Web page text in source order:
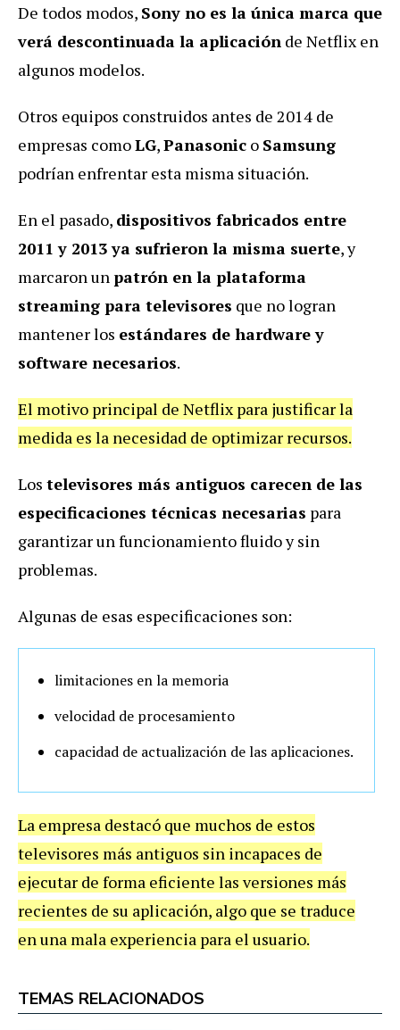
De todos modos, Sony no es la única marca que
verá descontinuada la aplicación de Netflix en
algunos modelos.
Otros equipos construidos antes de 2014 de
empresas comoLG,Panasonic o Samsung
podrían enfrentar esta misma situación.
En el pasado, dispositivos fabricados entre
2011 y 2013 ya sufrieron la misma suerte, y
marcaron unpatrón en la plataforma
streaming para televisores que no logran
mantener los estándares de hardware y
software necesarios.
El motivo principal de Netflix para justificar la
medida es la necesidad de optimizar recursos.
Los televisores más antiguos carecen de las
especificaciones técnicas necesarias para
garantizar un funcionamiento fluido y sin
problemas.
Algunas de esas especificaciones son:
limitaciones en la memoria
velocidad de procesamiento
capacidad de actualización de las aplicaciones.
La empresa destacó que muchos de estos
televisores más antiguos sin incapaces de
ejecutar de forma eficiente las versiones más
recientes de su aplicación, algo que se traduce
en una mala experiencia para el usuario.
TEMAS RELACIONADOS